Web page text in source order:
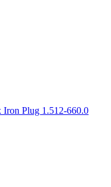
Iron Plug 1.512-660.0